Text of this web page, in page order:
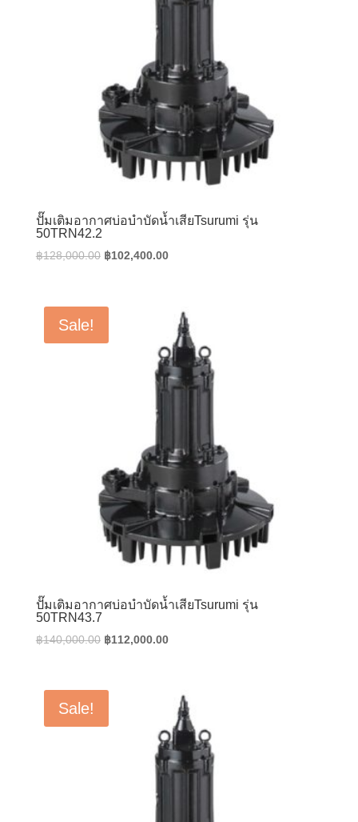
ปั๊มเติมอากาศบ่อบำบัดน้ำเสียTsurumi รุ่น
50TRN42.2
฿128,000.00 Original
฿128,000.00.
฿102,400.00Current
฿102,400.00.
Sale!
ปั๊มเติมอากาศบ่อบำบัดน้ำเสียTsurumi รุ่น
50TRN43.7
฿140,000.00 Original
฿140,000.00.
฿112,000.00Current
฿112,000.00.
Sale!